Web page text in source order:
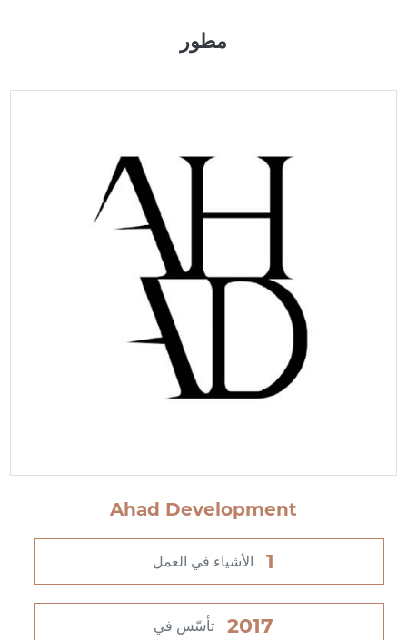
مطور
Ahad Development
1 الأشياء في العمل
2017 تأسّس في